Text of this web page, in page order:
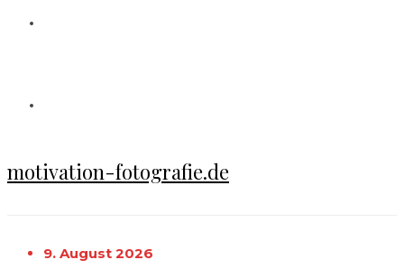
motivation-fotografie.de
9. August 2026